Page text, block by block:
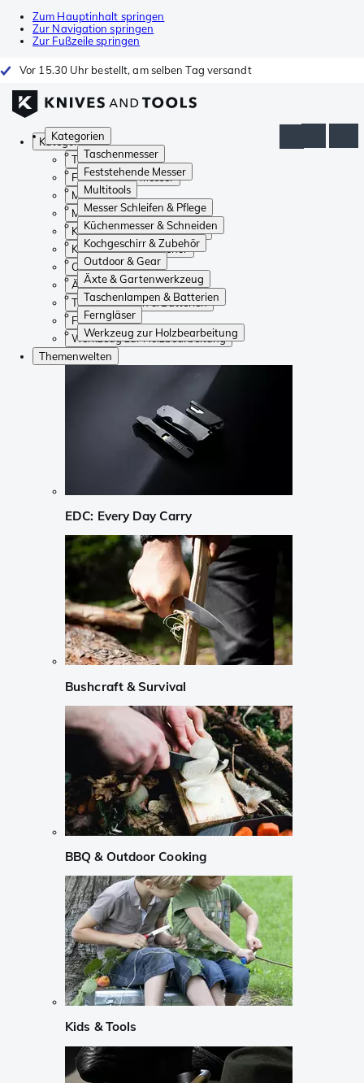
Zum Hauptinhalt springen
Zur Navigation springen
Zur Fußzeile springen
Vor 15.30 Uhr bestellt, am selben Tag versandt
Kategorien
Taschenmesser
Feststehende Messer
Multitools
Messer Schleifen & Pflege
Küchenmesser & Schneiden
Kochgeschirr & Zubehör
Outdoor & Gear
Äxte & Gartenwerkzeug
Taschenlampen & Batterien
Ferngläser
Werkzeug zur Holzbearbeitung
Kategorien
Taschenmesser
Feststehende Messer
Multitools
Messer Schleifen & Pflege
Küchenmesser & Schneiden
Kochgeschirr & Zubehör
Outdoor & Gear
Äxte & Gartenwerkzeug
Taschenlampen & Batterien
Ferngläser
Werkzeug zur Holzbearbeitung
Themenwelten
EDC: Every Day Carry
Bushcraft & Survival
BBQ & Outdoor Cooking
Kids & Tools